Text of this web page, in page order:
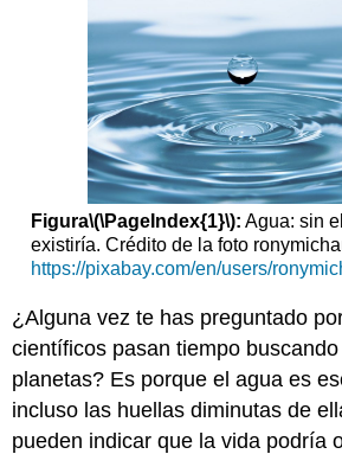
estabiliza
temperatura
es
un
excelente
El
agua
es
cohesiva
Referencias
Figura\(\PageIndex{1}\): Agua: sin
existiría. Crédito de la foto
https://pixabay.com/en/users/
¿Alguna vez te has preguntado
científicos pasan tiempo
planetas? Es porque el agua es
incluso las huellas diminutas de
pueden indicar que la vida podría